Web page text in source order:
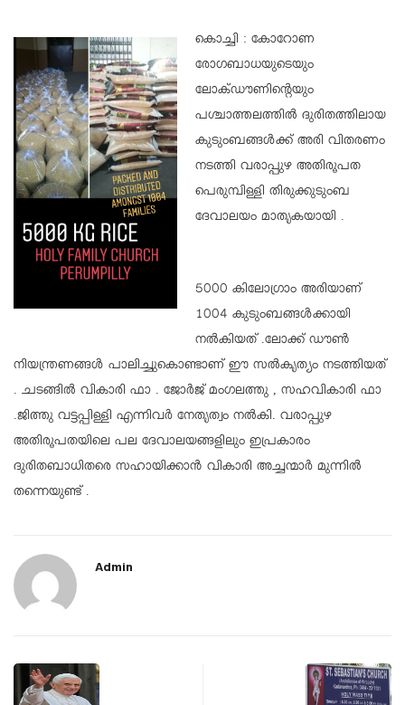
കൊച്ചി : കോറോണ
രോഗബാധയുടെയും
ലോക്‌ഡൗണിന്റെയും
പശ്ചാത്തലത്തിൽ ദുരിതത്തിലായ
കുടുംബങ്ങൾക്ക് അരി വിതരണം
നടത്തി വരാപ്പുഴ അതിരൂപത
പെരുമ്പിള്ളി തിരുക്കുടുംബ
ദേവാലയം മാതൃകയായി .
5000 കിലോഗ്രാം അരിയാണ്
1004 കുടുംബങ്ങൾക്കായി
നൽകിയത് .ലോക്ക് ഡൗൺ
നിയന്ത്രണങ്ങൾ പാലിച്ചുകൊണ്ടാണ് ഈ സൽകൃത്യം നടത്തിയത്
. ചടങ്ങിൽ വികാരി ഫാ . ജോർജ് മംഗലത്തു , സഹവികാരി ഫാ
.ജിത്തു വട്ടപ്പിള്ളി എന്നിവർ നേതൃത്വം നൽകി. വരാപ്പുഴ
അതിരൂപതയിലെ പല ദേവാലയങ്ങളിലും ഇപ്രകാരം
ദുരിതബാധിതരെ സഹായിക്കാൻ വികാരി അച്ചന്മാർ മുന്നിൽ
തന്നെയുണ്ട് .
Admin